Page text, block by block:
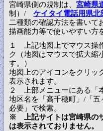
宮崎県側の規制は、 宮崎県
制）/ ケイタイ電話用県北
二種類の確認方法を書いて
描画能力等で使いやすい方
１ 上記地図上でマウス操
ク（地図はマウスで拡大縮
す。）
地図上のアイコンをクリッ
表示されます。
２ 上部メニューにある「
地区名を「高千穂町」/「
必要」で検索。
※ 上記サイトは宮崎県の
は表示されておりません。